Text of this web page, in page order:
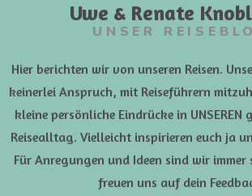
Uwe & Renate
UNSER
Hier berichten wir von unseren Reisen.
keinerlei Anspruch, mit Reiseführern
kleine persönliche Eindrücke in UNSEREN
Reisealltag. Vielleicht inspirieren euch ja
Für Anregungen und Ideen sind wir
freuen uns auf dein